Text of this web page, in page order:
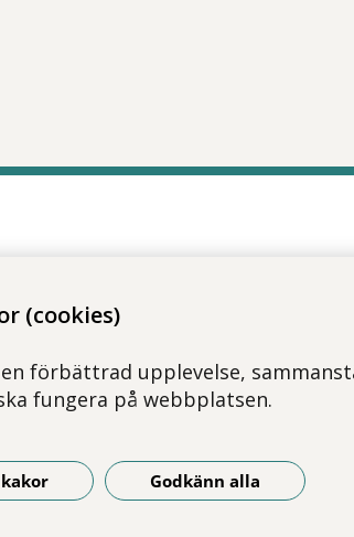
(cookies)
förbättrad upplevelse,
fungera på webbplatsen.
Godkänn alla